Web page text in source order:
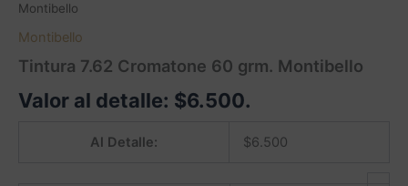
Montibello
Montibello
Tintura 7.62 Cromatone 60 grm. Montibello
Valor al detalle: $6.500.
Al Detalle: $6.500